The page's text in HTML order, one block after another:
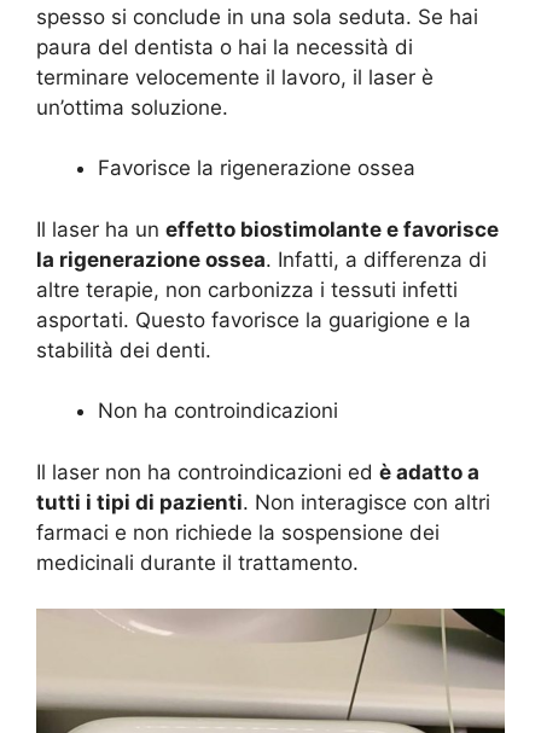
spesso si conclude in una sola seduta. Se hai
paura del dentista o hai la necessità di
terminare velocemente il lavoro, il laser è
un’ottima soluzione.
Favorisce la rigenerazione ossea
Il laser ha un effetto biostimolante e favorisce
la rigenerazione ossea. Infatti, a differenza di
altre terapie, non carbonizza i tessuti infetti
asportati. Questo favorisce la guarigione e la
stabilità dei denti.
Non ha controindicazioni
Il laser non ha controindicazioni ed è adatto a
tutti i tipi di pazienti. Non interagisce con altri
farmaci e non richiede la sospensione dei
medicinali durante il trattamento.